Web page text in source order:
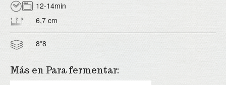
12-14min
6,7 cm
8*8
Más en Para fermentar: